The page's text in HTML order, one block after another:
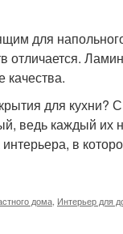
для
качества.
для
ведь каждый их
в
дома Интерьер для